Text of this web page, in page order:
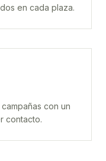
en cada plaza.
con un
contacto.